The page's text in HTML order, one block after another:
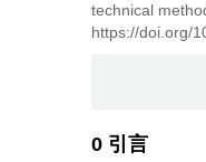
technical
https://doi.org/
0 引言